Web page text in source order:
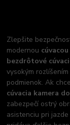
Zlepšite
modernou
bezdrôtové
vysokým
podmienok. Ak
cúvacia kamera
zabezpečí ostrý
asistenciu pri